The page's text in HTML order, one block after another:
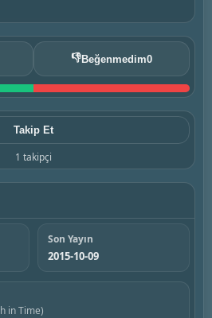
👎Beğenmedim0
Takip Et
1 takipçi
Son Yayın
2015-10-09
in Time)